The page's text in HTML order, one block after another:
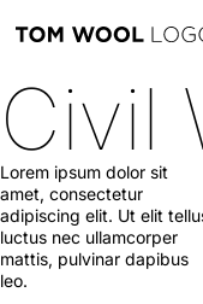
Civil
Lorem ipsum dolor sit
amet, consectetur
adipiscing elit. Ut elit
luctus nec ullamcorper
mattis, pulvinar dapibus
leo.